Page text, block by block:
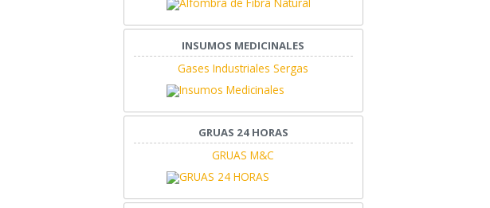
INSUMOS MEDICINALES
Gases Industriales Sergas
GRUAS 24 HORAS
GRUAS M&C